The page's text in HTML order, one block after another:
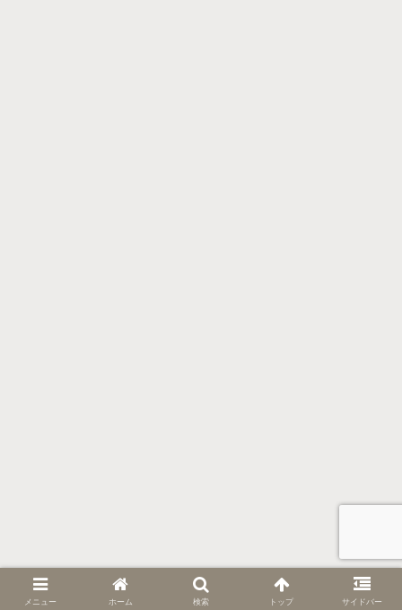
メニュー ホーム 検索 トップ サイドバー